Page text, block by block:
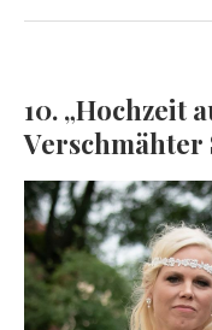
10. „Hochzeit
Verschmähter